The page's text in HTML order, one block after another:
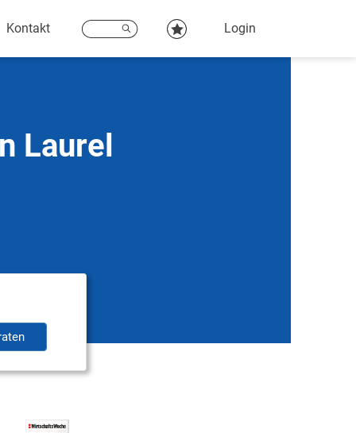
Kontakt Login
Laurel